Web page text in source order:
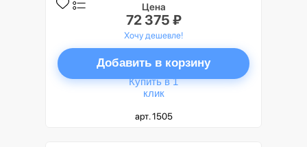
Цена
72 375 ₽
Хочу дешевле!
Добавить в корзину
Купить в 1
клик
арт. 1505